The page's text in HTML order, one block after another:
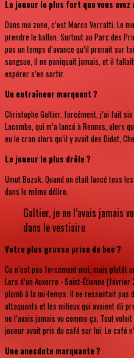
Le joueur le plus fort que vous avez
Dans ma zone, c’est Marco Verratti. Le
prendre le ballon. Surtout au Parc des
pas un temps d’avance qu’il prenait sur
sangsue, il ne paniquait jamais, et il
espérer s’en sortir.
Un entraîneur marquant ?
Christophe Galtier, forcément, j’ai fait six
Lacombe, qui m’a lancé à Rennes, alors
eu le cran alors qu’il y avait des Didot,
Le joueur le plus drôle ?
Umut Bozok. Quand on était lancé tous
dans le même délire.
Galtier, je ne l’avais jamais
dans le vestiaire
Votre plus grosse prise de bec ?
Ce n’est pas forcément moi, mais plutôt
Lors d’un Auxerre - Saint-Étienne
plomb à la mi-temps. Il ne ressentait pas
attaquants et les milieux qui avaient dû
ne l’avais jamais vu comme ça. Tout
joueur avait pris du café sur lui. Le café
Une anecdote marquante ?